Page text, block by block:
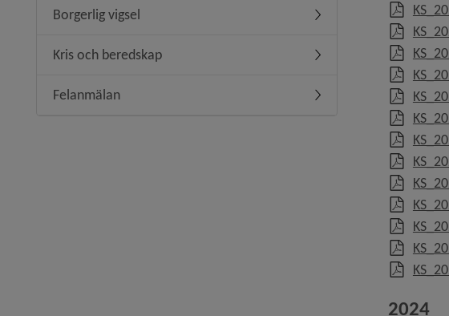
Borgerlig vigsel Undermeny för Borgerlig
Kris och beredskap Undermeny för Kris och
Felanmälan Undermeny för Felanmälan
2024